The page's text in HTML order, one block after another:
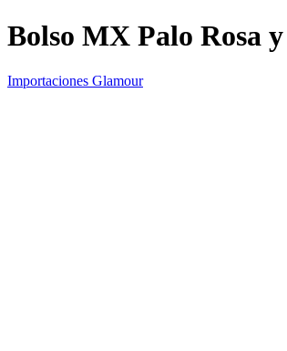
Bolso MX Palo Rosa
Importaciones Glamour